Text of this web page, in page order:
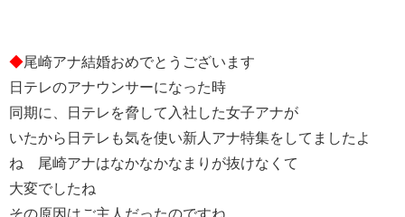
◆尾崎アナ結婚おめでとうございます
日テレのアナウンサーになった時
同期に、日テレを脅して入社した女子アナが
いたから日テレも気を使い新人アナ特集をしてましたよ
ね 尾崎アナはなかなかなまりが抜けなくて
大変でしたね
その原因はご主人だったのですね